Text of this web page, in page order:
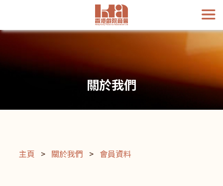
關於我們
主頁 > 關於我們 > 會員資料